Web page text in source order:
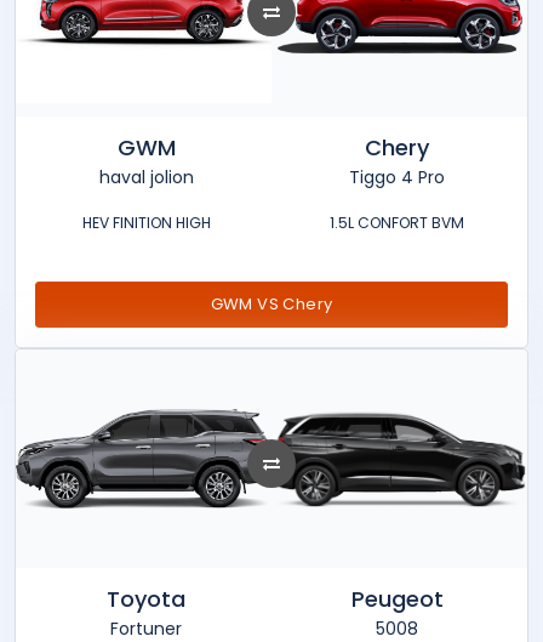
GWM
haval jolion
HEV FINITION HIGH
Chery
Tiggo 4 Pro
1.5L CONFORT BVM
GWM VS Chery
Toyota
Fortuner
Peugeot
5008